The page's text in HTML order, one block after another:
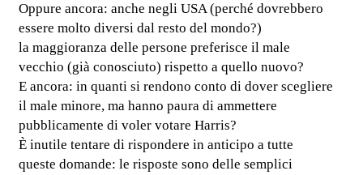
Oppure ancora: anche negli USA (perché dovrebbero
essere molto diversi dal resto del mondo?)
la maggioranza delle persone preferisce il male
vecchio (già conosciuto) rispetto a quello nuovo?
E ancora: in quanti si rendono conto di dover scegliere
il male minore, ma hanno paura di ammettere
pubblicamente di voler votare Harris?
È inutile tentare di rispondere in anticipo a tutte
queste domande: le risposte sono delle semplici